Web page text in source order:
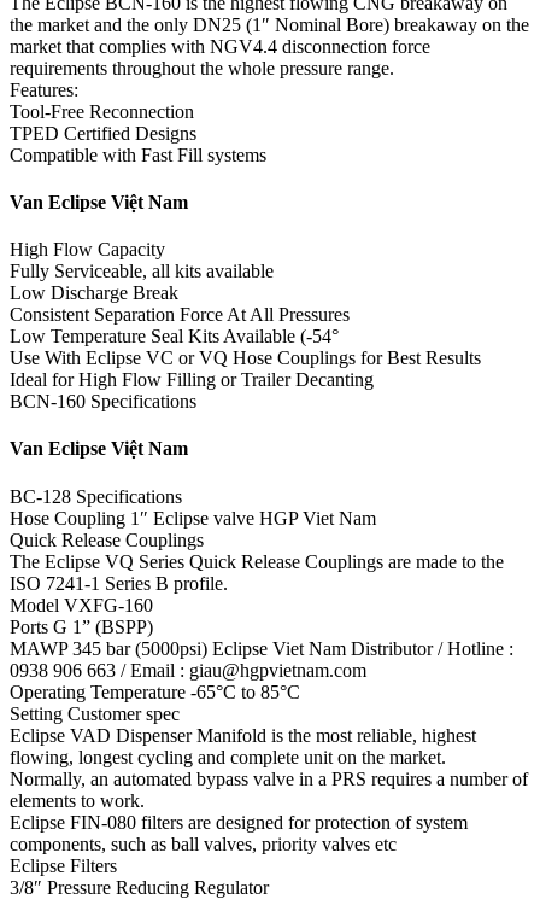
the market and the only DN25 (1″ Nominal Bore) breakaway on the
market that complies with NGV4.4 disconnection force
requirements throughout the whole pressure range.
Features:
Tool-Free Reconnection
TPED Certified Designs
Compatible with Fast Fill systems
Van Eclipse Việt Nam
High Flow Capacity
Fully Serviceable, all kits available
Low Discharge Break
Consistent Separation Force At All Pressures
Low Temperature Seal Kits Available (-54°
Use With Eclipse VC or VQ Hose Couplings for Best Results
Ideal for High Flow Filling or Trailer Decanting
BCN-160 Specifications
Van Eclipse Việt Nam
BC-128 Specifications
Hose Coupling 1″ Eclipse valve HGP Viet Nam
Quick Release Couplings
The Eclipse VQ Series Quick Release Couplings are made to the
ISO 7241-1 Series B profile.
Model VXFG-160
Ports G 1” (BSPP)
MAWP 345 bar (5000psi) Eclipse Viet Nam Distributor / Hotline :
0938 906 663 / Email : giau@hgpvietnam.com
Operating Temperature -65°C to 85°C
Setting Customer spec
Eclipse VAD Dispenser Manifold is the most reliable, highest
flowing, longest cycling and complete unit on the market.
Normally, an automated bypass valve in a PRS requires a number of
elements to work.
Eclipse FIN-080 filters are designed for protection of system
components, such as ball valves, priority valves etc
Eclipse Filters
3/8″ Pressure Reducing Regulator